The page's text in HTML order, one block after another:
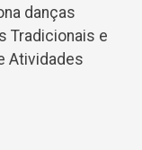
danças
Tradicionais e
Atividades